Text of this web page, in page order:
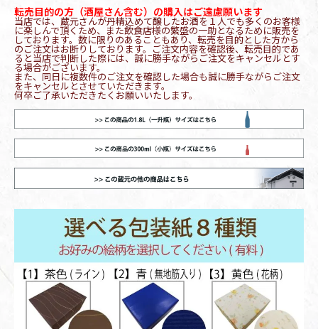
転売目的の方（酒屋さん含む）の購入はご遠慮願います
当店では、蔵元さんが丹精込めて醸したお酒を１人でも多くのお客様
に楽しんで頂くため、また飲食店様の繁盛の一助となるために販売を
しております。数に限りのあることもあり、転売を目的とした方から
のご注文はお断りしております。ご注文内容を確認後、転売目的であ
ると当店で判断した際には、誠に勝手ながらご注文をキャンセルとす
る場合がございます。
また、同日に複数件のご注文を確認した場合も誠に勝手ながらご注文
をキャンセルとさせていただきます。
何卒ご了承いただきたくお願いいたします。